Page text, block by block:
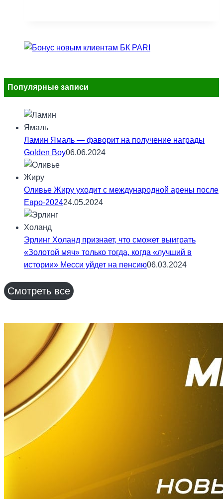
Популярные записи
Ламин Ямаль — фаворит на получение награды
Golden Boy06.06.2024
Оливье Жиру уходит с международной арены после
Евро-202424.05.2024
Эрлинг Холанд признает, что сможет выиграть
«Золотой мяч» только тогда, когда «лучший в
истории» Месси уйдет на пенсию06.03.2024
Смотреть все